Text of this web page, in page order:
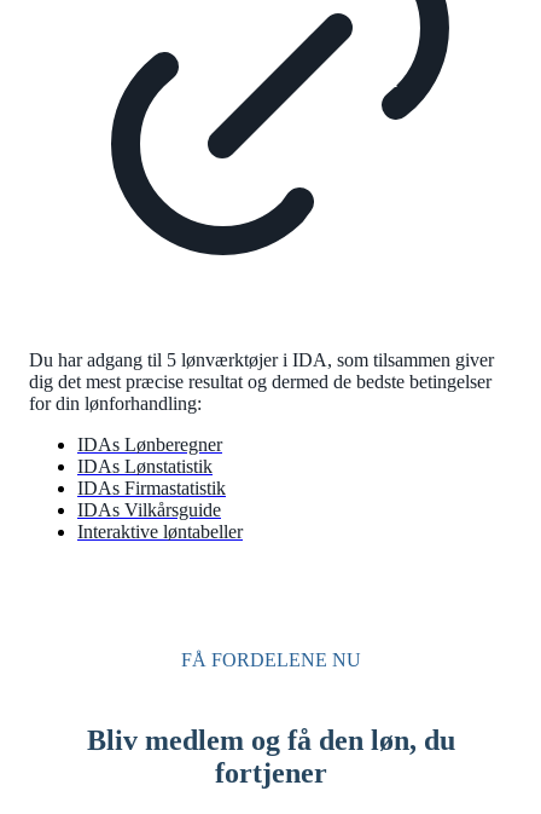
Du har adgang til 5 lønværktøjer i IDA, som tilsammen giver
dig det mest præcise resultat og dermed de bedste betingelser
for din lønforhandling:
IDAs Lønberegner
IDAs Lønstatistik
IDAs Firmastatistik
IDAs Vilkårsguide
Interaktive løntabeller
FÅ FORDELENE NU
Bliv medlem og få den løn, du
fortjener